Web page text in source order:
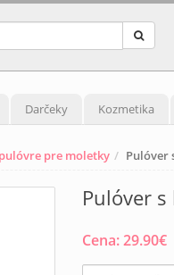
Darčeky Kozmetika
pre moletky Pulóver
Pulóver
Cena:29.90€